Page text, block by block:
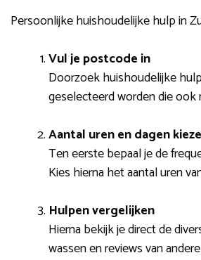
Persoonlijke huishoudelijke hulp in
Vul je postcode in
Doorzoek huishoudelijke
geselecteerd worden die
Aantal uren en dagen
Ten eerste bepaal je de
Kies hierna het aantal uren
Hulpen vergelijken
Hierna bekijk je direct de
wassen en reviews van